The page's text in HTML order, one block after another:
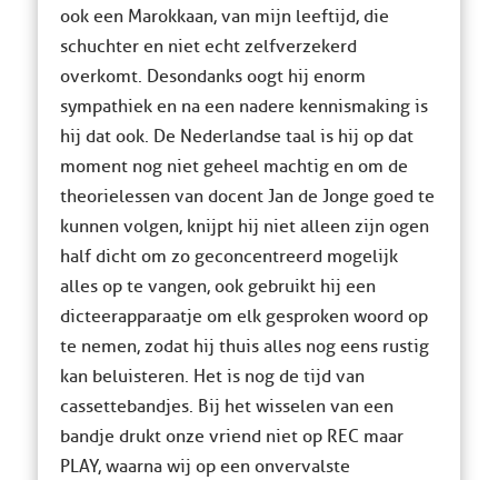
ook een Marokkaan, van mijn leeftijd, die
schuchter en niet echt zelfverzekerd
overkomt. Desondanks oogt hij enorm
sympathiek en na een nadere kennismaking is
hij dat ook. De Nederlandse taal is hij op dat
moment nog niet geheel machtig en om de
theorielessen van docent Jan de Jonge goed te
kunnen volgen, knijpt hij niet alleen zijn ogen
half dicht om zo geconcentreerd mogelijk
alles op te vangen, ook gebruikt hij een
dicteerapparaatje om elk gesproken woord op
te nemen, zodat hij thuis alles nog eens rustig
kan beluisteren. Het is nog de tijd van
cassettebandjes. Bij het wisselen van een
bandje drukt onze vriend niet op REC maar
PLAY, waarna wij op een onvervalste